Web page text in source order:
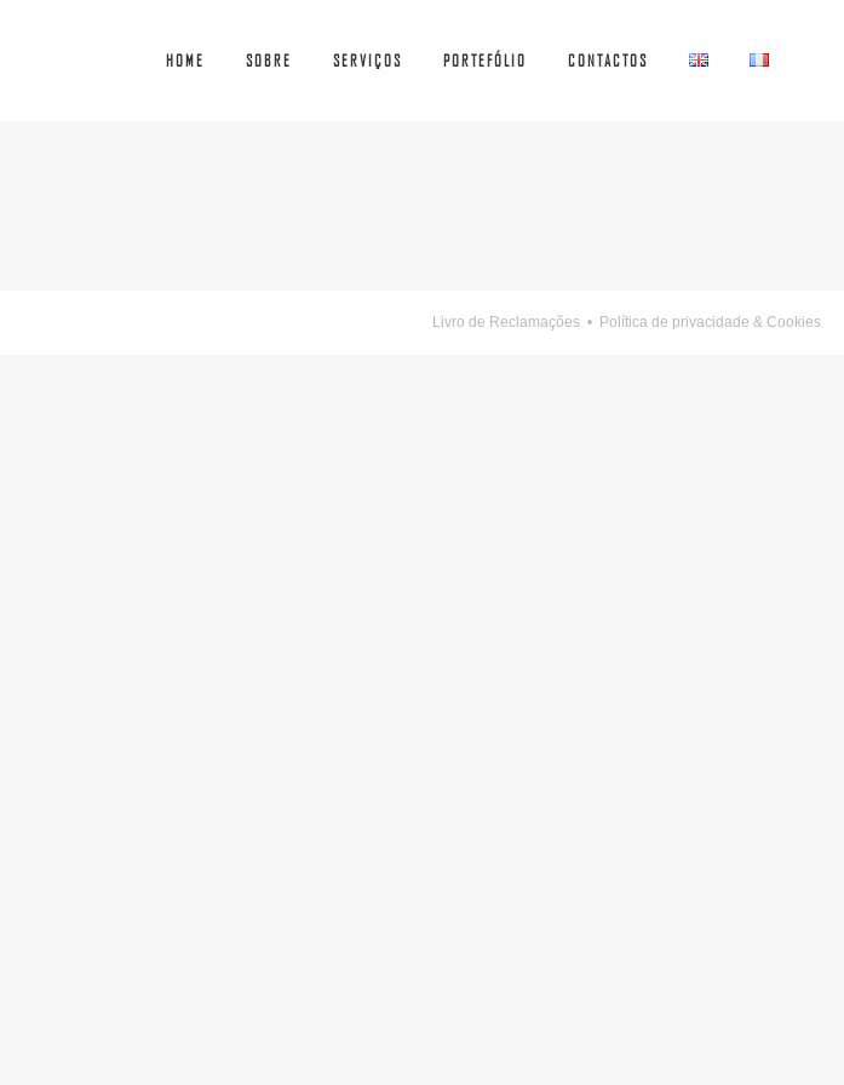
HOME SOBRE SERVIÇOS PORTEFÓLIO CONTACTOS
Livro de Reclamações• Política de privacidade & Cookies